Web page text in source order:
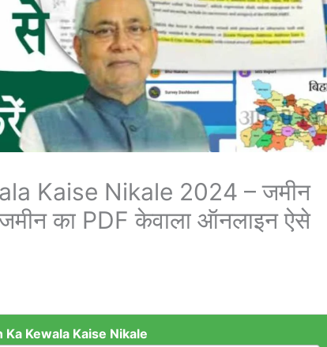
Kaise Nikale 2024 – जमीन
जमीन का PDF केवाला ऑनलाइन ऐसे
Kewala Kaise Nikale